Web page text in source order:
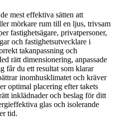
mest effektiva sätten att
mörkare rum till en ljus, trivsam
fastighetsägare, privatpersoner,
och fastighetsutvecklare i
takanpassning och
rätt dimensionering, anpassade
får du ett resultat som klarar
inomhusklimatet och kräver
optimal placering efter takets
inklädnader och beslag för ditt
glas och isolerande
tid.